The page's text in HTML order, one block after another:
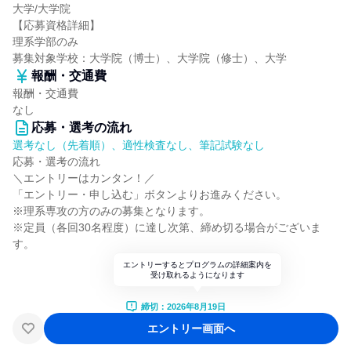
大学/大学院
【応募資格詳細】
理系学部のみ
募集対象学校：大学院（博士）、大学院（修士）、大学
報酬・交通費
報酬・交通費
なし
応募・選考の流れ
選考なし（先着順）、適性検査なし、筆記試験なし
応募・選考の流れ
＼エントリーはカンタン！／
「エントリー・申し込む」ボタンよりお進みください。
※理系専攻の方のみの募集となります。
※定員（各回30名程度）に達し次第、締め切る場合がございま
す。
エントリーするとプログラムの詳細案内を
受け取れるようになります
締切：2026年8月19日
エントリー画面へ